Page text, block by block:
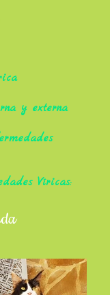
y externa
Víricas: